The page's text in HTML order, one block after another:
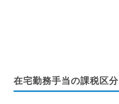
在宅勤務手当の課税区分